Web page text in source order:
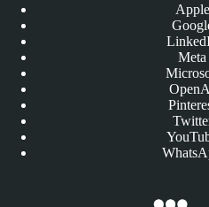
Apple
Meta